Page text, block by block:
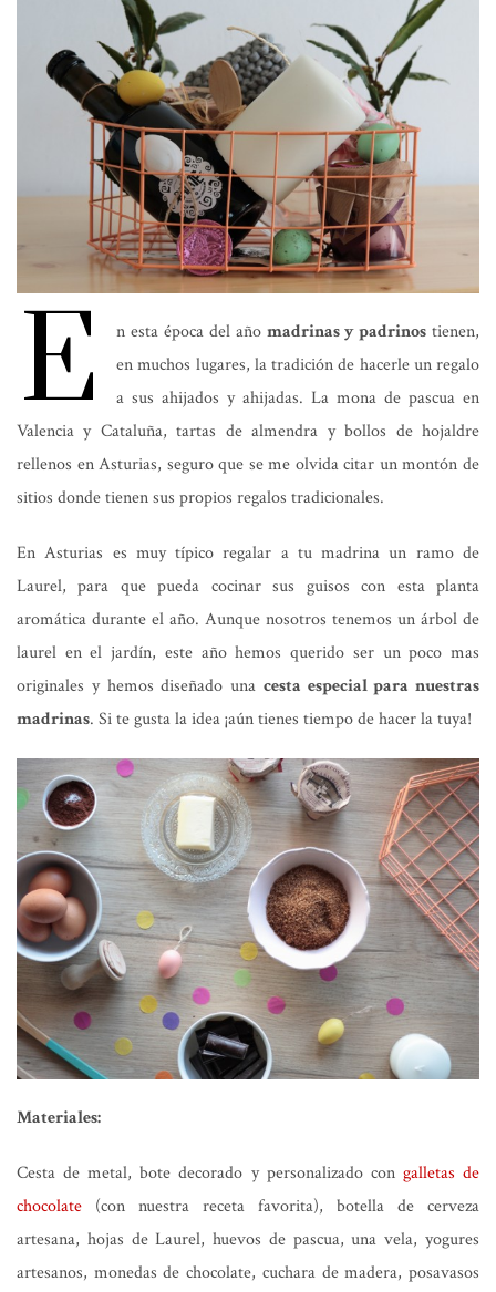
E n esta época del año madrinas y padrinos tienen,
en muchos lugares, la tradición de hacerle un regalo
a sus ahijados y ahijadas. La mona de pascua en
Valencia y Cataluña, tartas de almendra y bollos de hojaldre
rellenos en Asturias, seguro que se me olvida citar un montón de
sitios donde tienen sus propios regalos tradicionales.
En Asturias es muy típico regalar a tu madrina un ramo de
Laurel, para que pueda cocinar sus guisos con esta planta
aromática durante el año. Aunque nosotros tenemos un árbol de
laurel en el jardín, este año hemos querido ser un poco mas
originales y hemos diseñado una cesta especial para nuestras
madrinas. Si te gusta la idea ¡aún tienes tiempo de hacer la tuya!
Materiales:
Cesta de metal, bote decorado y personalizado con galletas de
chocolate (con nuestra receta favorita), botella de cerveza
artesana, hojas de Laurel, huevos de pascua, una vela, yogures
artesanos, monedas de chocolate, cuchara de madera, posavasos